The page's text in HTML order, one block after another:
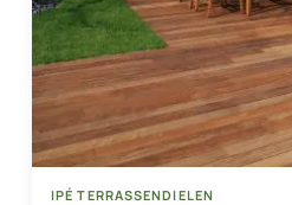
IPÉ TERRASSENDIELEN